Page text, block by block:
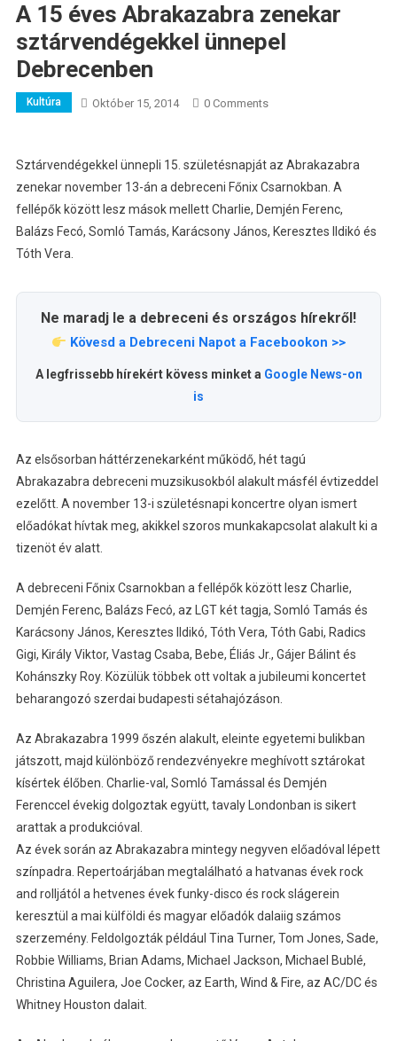
A 15 éves Abrakazabra zenekar
sztárvendégekkel ünnepel
Debrecenben
Kultúra Október 15, 2014 0 Comments
Sztárvendégekkel ünnepli 15. születésnapját az Abrakazabra
zenekar november 13-án a debreceni Főnix Csarnokban. A
fellépők között lesz mások mellett Charlie, Demjén Ferenc,
Balázs Fecó, Somló Tamás, Karácsony János, Keresztes Ildikó és
Tóth Vera.
Ne maradj le a debreceni és országos hírekről!
Kövesd a Debreceni Napot a Facebookon >>
A legfrissebb hírekért kövess minket a Google News-on
is
Az elsősorban háttérzenekarként működő, hét tagú
Abrakazabra debreceni muzsikusokból alakult másfél évtizeddel
ezelőtt. A november 13-i születésnapi koncertre olyan ismert
előadókat hívtak meg, akikkel szoros munkakapcsolat alakult ki a
tizenöt év alatt.
A debreceni Főnix Csarnokban a fellépők között lesz Charlie,
Demjén Ferenc, Balázs Fecó, az LGT két tagja, Somló Tamás és
Karácsony János, Keresztes Ildikó, Tóth Vera, Tóth Gabi, Radics
Gigi, Király Viktor, Vastag Csaba, Bebe, Éliás Jr., Gájer Bálint és
Kohánszky Roy. Közülük többek ott voltak a jubileumi koncertet
beharangozó szerdai budapesti sétahajózáson.
Az Abrakazabra 1999 őszén alakult, eleinte egyetemi bulikban
játszott, majd különböző rendezvényekre meghívott sztárokat
kísértek élőben. Charlie-val, Somló Tamással és Demjén
Ferenccel évekig dolgoztak együtt, tavaly Londonban is sikert
arattak a produkcióval.
Az évek során az Abrakazabra mintegy negyven előadóval lépett
színpadra. Repertoárjában megtalálható a hatvanas évek rock
and rolljától a hetvenes évek funky-disco és rock slágerein
keresztül a mai külföldi és magyar előadók dalaiig számos
szerzemény. Feldolgozták például Tina Turner, Tom Jones, Sade,
Robbie Williams, Brian Adams, Michael Jackson, Michael Bublé,
Christina Aguilera, Joe Cocker, az Earth, Wind & Fire, az AC/DC és
Whitney Houston dalait.